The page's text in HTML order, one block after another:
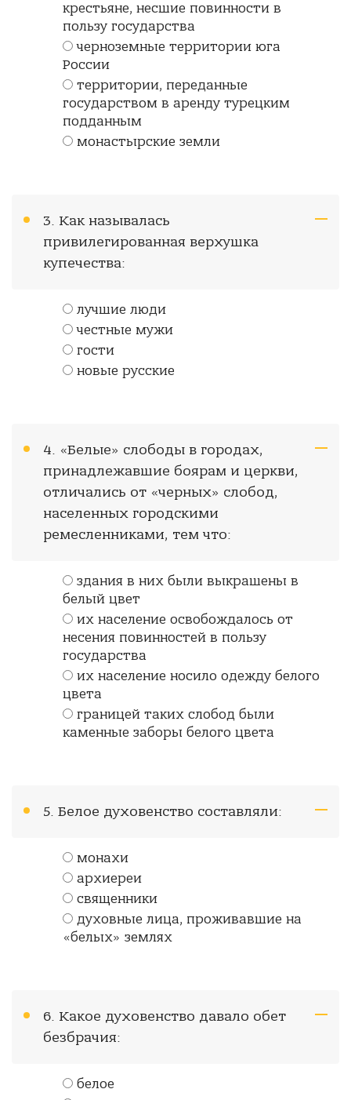
крестьяне, несшие повинности в
пользу государства
черноземные территории юга
России
территории, переданные
государством в аренду турецким
подданным
монастырские земли
3. Как называлась
привилегированная верхушка
купечества:
лучшие люди
честные мужи
гости
новые русские
4. «Белые» слободы в городах,
принадлежавшие боярам и церкви,
отличались от «черных» слобод,
населенных городскими
ремесленниками, тем что:
здания в них были выкрашены в
белый цвет
их население освобождалось от
несения повинностей в пользу
государства
их население носило одежду белого
цвета
границей таких слобод были
каменные заборы белого цвета
5. Белое духовенство составляли:
монахи
архиереи
священники
духовные лица, проживавшие на
«белых» землях
6. Какое духовенство давало обет
безбрачия:
белое